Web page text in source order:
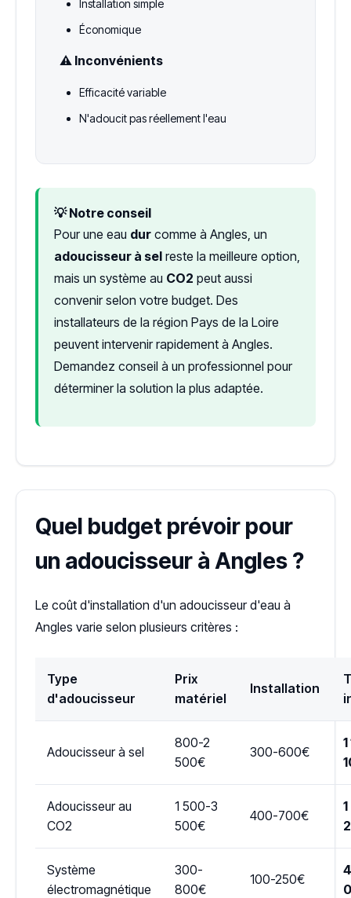
Installation simple
Économique
⚠️ Inconvénients
Efficacité variable
N'adoucit pas réellement l'eau
💡 Notre conseil
Pour une eau dur comme à Angles, un
adoucisseur à sel reste la meilleure option,
mais un système au CO2 peut aussi
convenir selon votre budget. Des
installateurs de la région Pays de la Loire
peuvent intervenir rapidement à Angles.
Demandez conseil à un professionnel pour
déterminer la solution la plus adaptée.
Quel budget prévoir pour
un adoucisseur à Angles ?
Le coût d'installation d'un adoucisseur d'eau à
Angles varie selon plusieurs critères :
Type
d'adoucisseur
Prix
matériel
Installation
Adoucisseur à sel
800-2
500€
300-600€
Adoucisseur au
CO2
1 500-3
500€
400-700€
Système
électromagnétique
300-
800€
100-250€